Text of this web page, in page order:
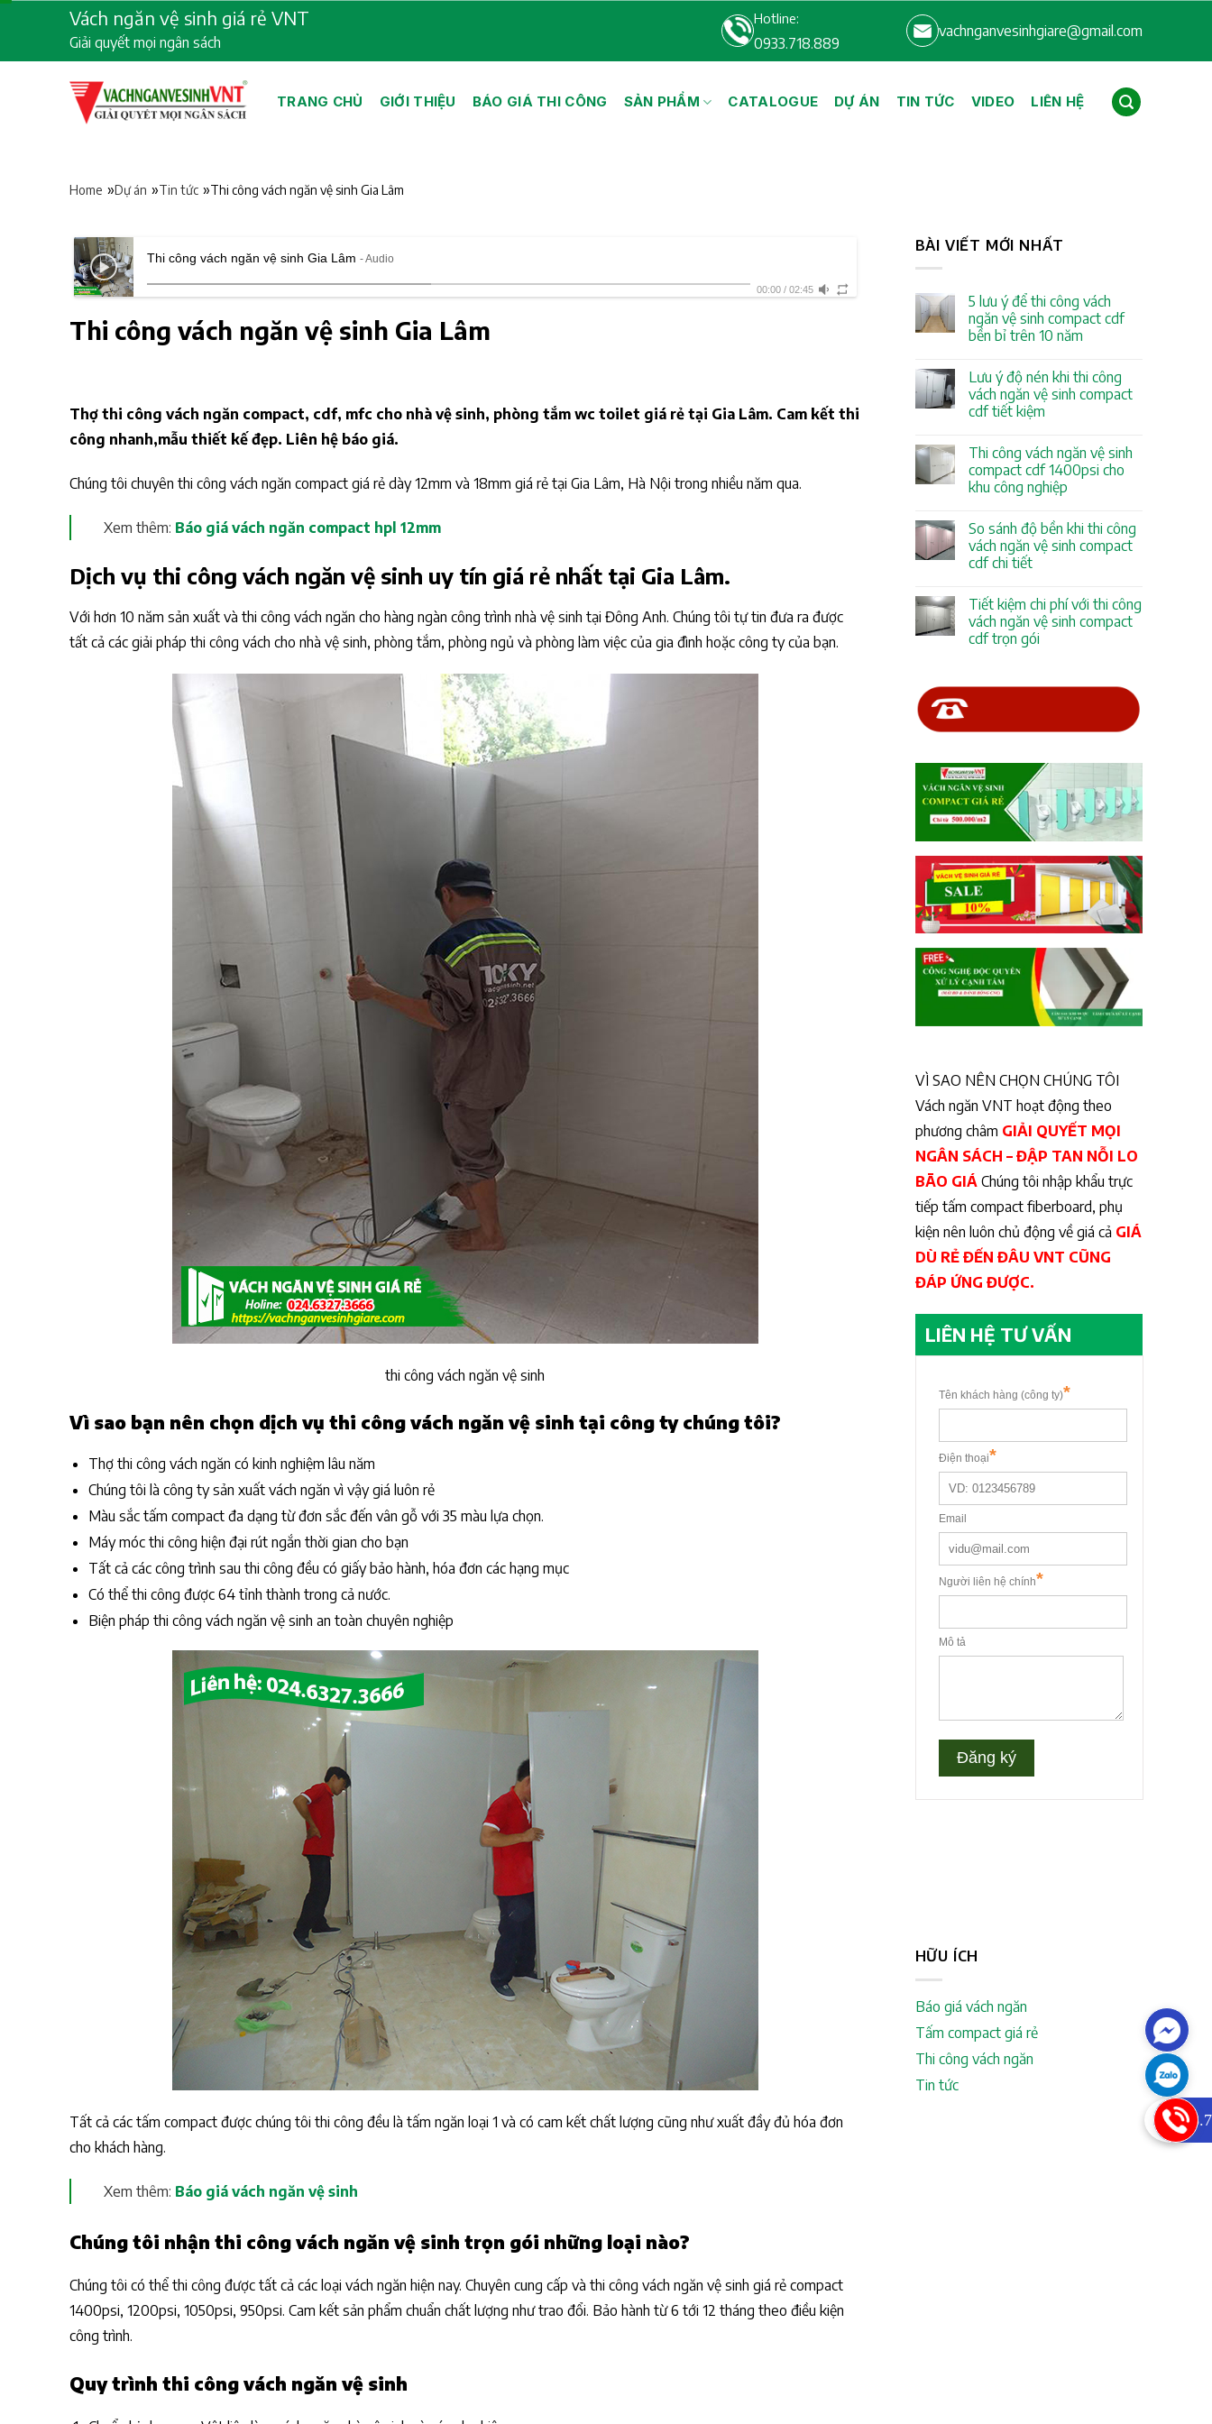
content
Vách ngăn vệ sinh giá rẻ VNT
Giải quyết mọi ngân sách
Hotline:
0933.718.889
vachnganvesinhgiare@gmail.com
TRANG CHỦ GIỚI THIỆU BÁO GIÁ THI CÔNG SẢN PHẨM CATALOGUE DỰ ÁN TIN TỨC VIDEO LIÊN HỆ
Home »Dự án »Tin tức »Thi công vách ngăn vệ sinh Gia Lâm
Thi công vách ngăn vệ sinh Gia Lâm - Audio
00:00/ 02:45
Thi công vách ngăn vệ sinh Gia Lâm
Thợ thi công vách ngăn compact, cdf, mfc cho nhà vệ sinh, phòng tắm wc toilet giá rẻ tại Gia Lâm. Cam kết thi
công nhanh,mẫu thiết kế đẹp. Liên hệ báo giá.
Chúng tôi chuyên thi công vách ngăn compact giá rẻ dày 12mm và 18mm giá rẻ tại Gia Lâm, Hà Nội trong nhiều năm qua.
Xem thêm: Báo giá vách ngăn compact hpl 12mm
Dịch vụ thi công vách ngăn vệ sinh uy tín giá rẻ nhất tại Gia Lâm.
Với hơn 10 năm sản xuất và thi công vách ngăn cho hàng ngàn công trình nhà vệ sinh tại Đông Anh. Chúng tôi tự tin đưa ra được
tất cả các giải pháp thi công vách cho nhà vệ sinh, phòng tắm, phòng ngủ và phòng làm việc của gia đình hoặc công ty của bạn.
thi công vách ngăn vệ sinh
Vì sao bạn nên chọn dịch vụ thi công vách ngăn vệ sinh tại công ty chúng tôi?
Thợ thi công vách ngăn có kinh nghiệm lâu năm
Chúng tôi là công ty sản xuất vách ngăn vì vậy giá luôn rẻ
Màu sắc tấm compact đa dạng từ đơn sắc đến vân gỗ với 35 màu lựa chọn.
Máy móc thi công hiện đại rút ngắn thời gian cho bạn
Tất cả các công trình sau thi công đều có giấy bảo hành, hóa đơn các hạng mục
Có thể thi công được 64 tỉnh thành trong cả nước.
Biện pháp thi công vách ngăn vệ sinh an toàn chuyên nghiệp
Tất cả các tấm compact được chúng tôi thi công đều là tấm ngăn loại 1 và có cam kết chất lượng cũng như xuất đầy đủ hóa đơn
cho khách hàng.
Xem thêm: Báo giá vách ngăn vệ sinh
Chúng tôi nhận thi công vách ngăn vệ sinh trọn gói những loại nào?
Chúng tôi có thể thi công được tất cả các loại vách ngăn hiện nay. Chuyên cung cấp và thi công vách ngăn vệ sinh giá rẻ compact
1400psi, 1200psi, 1050psi, 950psi. Cam kết sản phẩm chuẩn chất lượng như trao đổi. Bảo hành từ 6 tới 12 tháng theo điều kiện
công trình.
Quy trình thi công vách ngăn vệ sinh
BÀI VIẾT MỚI NHẤT
5 lưu ý để thi công vách
ngăn vệ sinh compact cdf
bền bỉ trên 10 năm
Lưu ý độ nén khi thi công
vách ngăn vệ sinh compact
cdf tiết kiệm
Thi công vách ngăn vệ sinh
compact cdf 1400psi cho
khu công nghiệp
So sánh độ bền khi thi công
vách ngăn vệ sinh compact
cdf chi tiết
Tiết kiệm chi phí với thi công
vách ngăn vệ sinh compact
cdf trọn gói
VÌ SAO NÊN CHỌN CHÚNG TÔI
Vách ngăn VNT hoạt động theo
phương châm GIẢI QUYẾT MỌI
NGÂN SÁCH – ĐẬP TAN NỖI LO
BÃO GIÁ Chúng tôi nhập khẩu trực
tiếp tấm compact fiberboard, phụ
kiện nên luôn chủ động về giá cả GIÁ
DÙ RẺ ĐẾN ĐÂU VNT CŨNG
ĐÁP ỨNG ĐƯỢC.
LIÊN HỆ TƯ VẤN
HỮU ÍCH
Báo giá vách ngăn
Tấm compact giá rẻ
Thi công vách ngăn
Tin tức